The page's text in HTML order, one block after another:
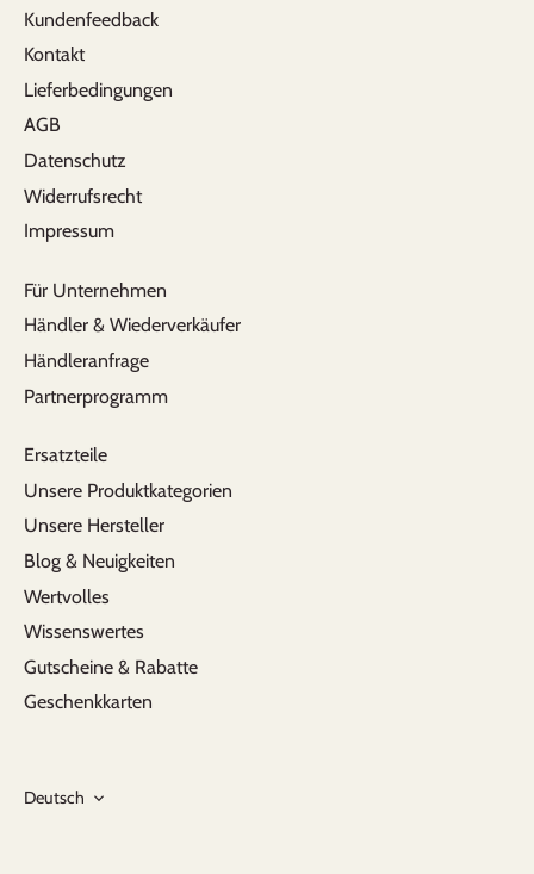
Meine Kleine (8 Monate) liebt diese Flasche.
Da sie davor nur aus dem Glas getrunken
Flasche wohl die beste für sie wäre. Habe mich
mir empfohlen wurde und das war eine super
Entscheidung. Die Qualität ist top und einfach
zu reinigen. Also ein perfekter Begleiter für den
Alltag.
Rosi
total ünberzeugendes Produkt. ich werde es
sicher weiter empfehlen.
Kundenfeedback
Kontakt
Lieferbedingungen
AGB
Datenschutz
Widerrufsrecht
Impressum
Für Unternehmen
Händler & Wiederverkäufer
Händleranfrage
Partnerprogramm
Ersatzteile
Unsere Produktkategorien
Unsere Hersteller
Blog & Neuigkeiten
Wertvolles
Wissenswertes
Gutscheine & Rabatte
Geschenkkarten
Sprache
Deutsch